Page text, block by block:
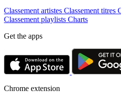
Classement artistes Classement titres
Classement playlists Charts
Get the apps
Chrome extension